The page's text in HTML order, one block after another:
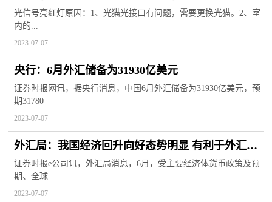
决？
光信号亮红灯原因：1、光猫光接口有问题，需要更换光猫。2、室
内的...
2023-07-07
央行：6月外汇储备为31930亿美元
证券时报网讯，据央行消息，中国6月外汇储备为31930亿美元，预
期31780
2023-07-07
外汇局：我国经济回升向好态势明显 有利于外汇储
备规模继续保持基本稳定
证券时报e公司讯，外汇局消息，6月，受主要经济体货币政策及预
期、全球
2023-07-07